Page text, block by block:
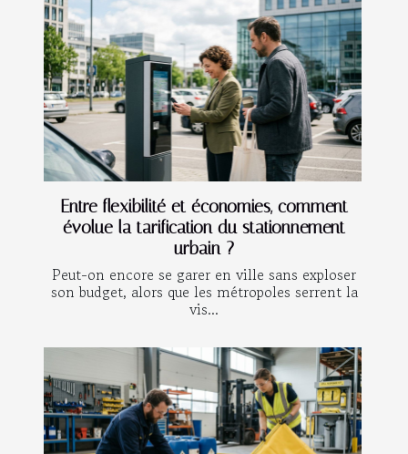
Entre flexibilité et économies, comment
évolue la tarification du stationnement
urbain ?
Peut-on encore se garer en ville sans exploser
son budget, alors que les métropoles serrent la
vis...